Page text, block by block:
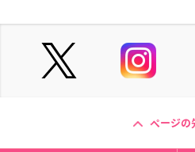
ページの